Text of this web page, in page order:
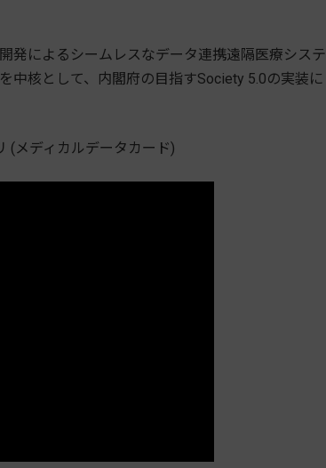
によるシームレスなデータ連携遠隔医療システ
中核として、内閣府の目指すSociety 5.0の実装に
(メディカルデータカード)